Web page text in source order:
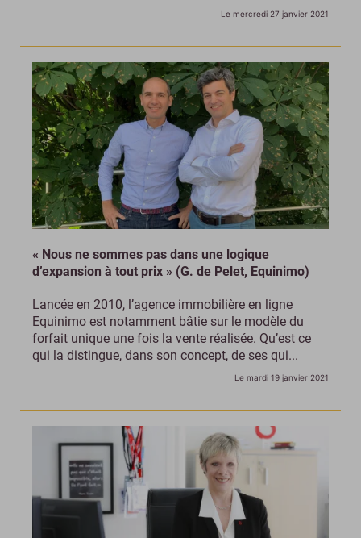
Le mercredi 27 janvier 2021
« Nous ne sommes pas dans une logique
d’expansion à tout prix » (G. de Pelet, Equinimo)
Lancée en 2010, l’agence immobilière en ligne
Equinimo est notamment bâtie sur le modèle du
forfait unique une fois la vente réalisée. Qu’est ce
qui la distingue, dans son concept, de ses qui...
Le mardi 19 janvier 2021